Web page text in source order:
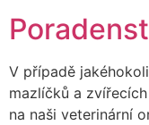
V případě
mazlíčků a
na naši veterinární